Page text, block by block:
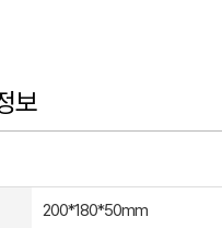
보
200*180*50mm